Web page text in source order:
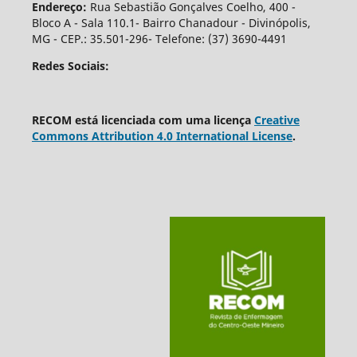
Endereço: Rua Sebastião Gonçalves Coelho, 400 -
Bloco A - Sala 110.1- Bairro Chanadour - Divinópolis,
MG - CEP.: 35.501-296- Telefone: (37) 3690-4491
Redes Sociais:
RECOM está licenciada com uma licença Creative
Commons Attribution 4.0 International License.